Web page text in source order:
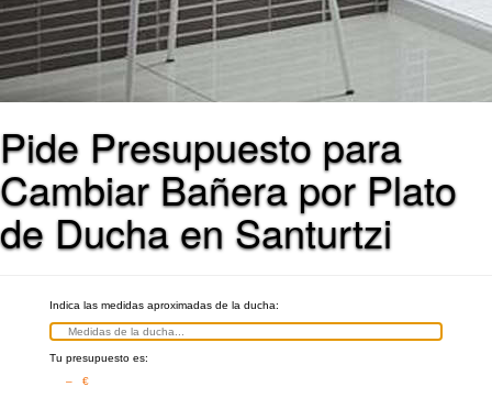
Pide Presupuesto para
Cambiar Bañera por Plato
de Ducha en Santurtzi
Indica las medidas aproximadas de la ducha:
Tu presupuesto es:
– €